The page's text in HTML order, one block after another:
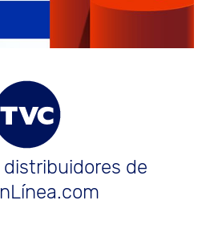
distribuidores de